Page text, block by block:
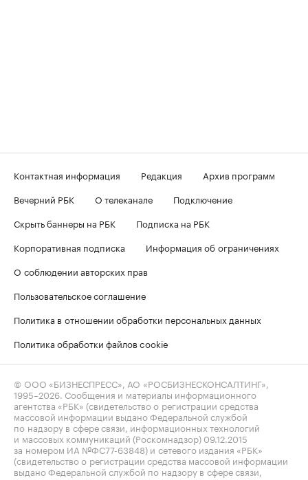
Контактная информация Редакция
Архив программ
Вечерний РБК
О телеканале
Подключение
Скрыть баннеры на РБК
Подписка на РБК
Корпоративная подписка
Информация об ограничениях
О соблюдении авторских прав
Пользовательское соглашение
Политика в отношении обработки персональных данных
Политика обработки файлов cookie
© ООО «БИЗНЕСПРЕСС», АО «РОСБИЗНЕСКОНСАЛТИНГ»,
1995–2026 . Сообщения и материалы информационного
агентства «РБК» (свидетельство о регистрации средства
массовой информации выдано Федеральной службой
по надзору в сфере связи, информационных технологий
и массовых коммуникаций (Роскомнадзор) 09.12.2015
за номером ИА №ФС77-63848) и сетевого издания «РБК»
(свидетельство о регистрации средства массовой информации
выдано Федеральной службой по надзору в сфере связи,